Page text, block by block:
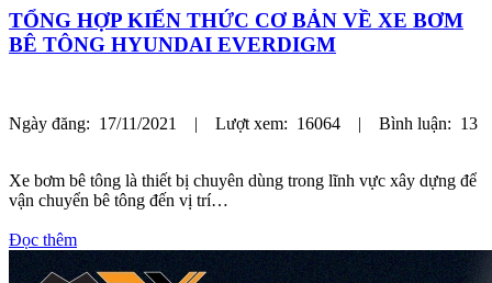
TỔNG HỢP KIẾN THỨC CƠ BẢN VỀ XE BƠM
BÊ TÔNG HYUNDAI EVERDIGM
Ngày đăng: 17/11/2021 | Lượt xem: 16064 | Bình luận: 13
Xe bơm bê tông là thiết bị chuyên dùng trong lĩnh vực xây dựng để
vận chuyển bê tông đến vị trí…
Đọc thêm